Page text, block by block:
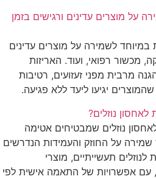
על מוצרים עדינים ורגישים בזמן
במיוחד לשמירה על מוצרים עדינים
מכשור רפואי, ועוד. האריזות
מרבית מפני זעזועים, רטיבות
יגיעו ליעד ללא פגיעה.
לאחסון נוזלים?
נוזלים שמבטיחים אטימה
שמירה על החוזק והעמידות הנדרשים
לנוזלים תעשייתיים, מוצרי
עם אפשרויות של התאמה אישית לפי